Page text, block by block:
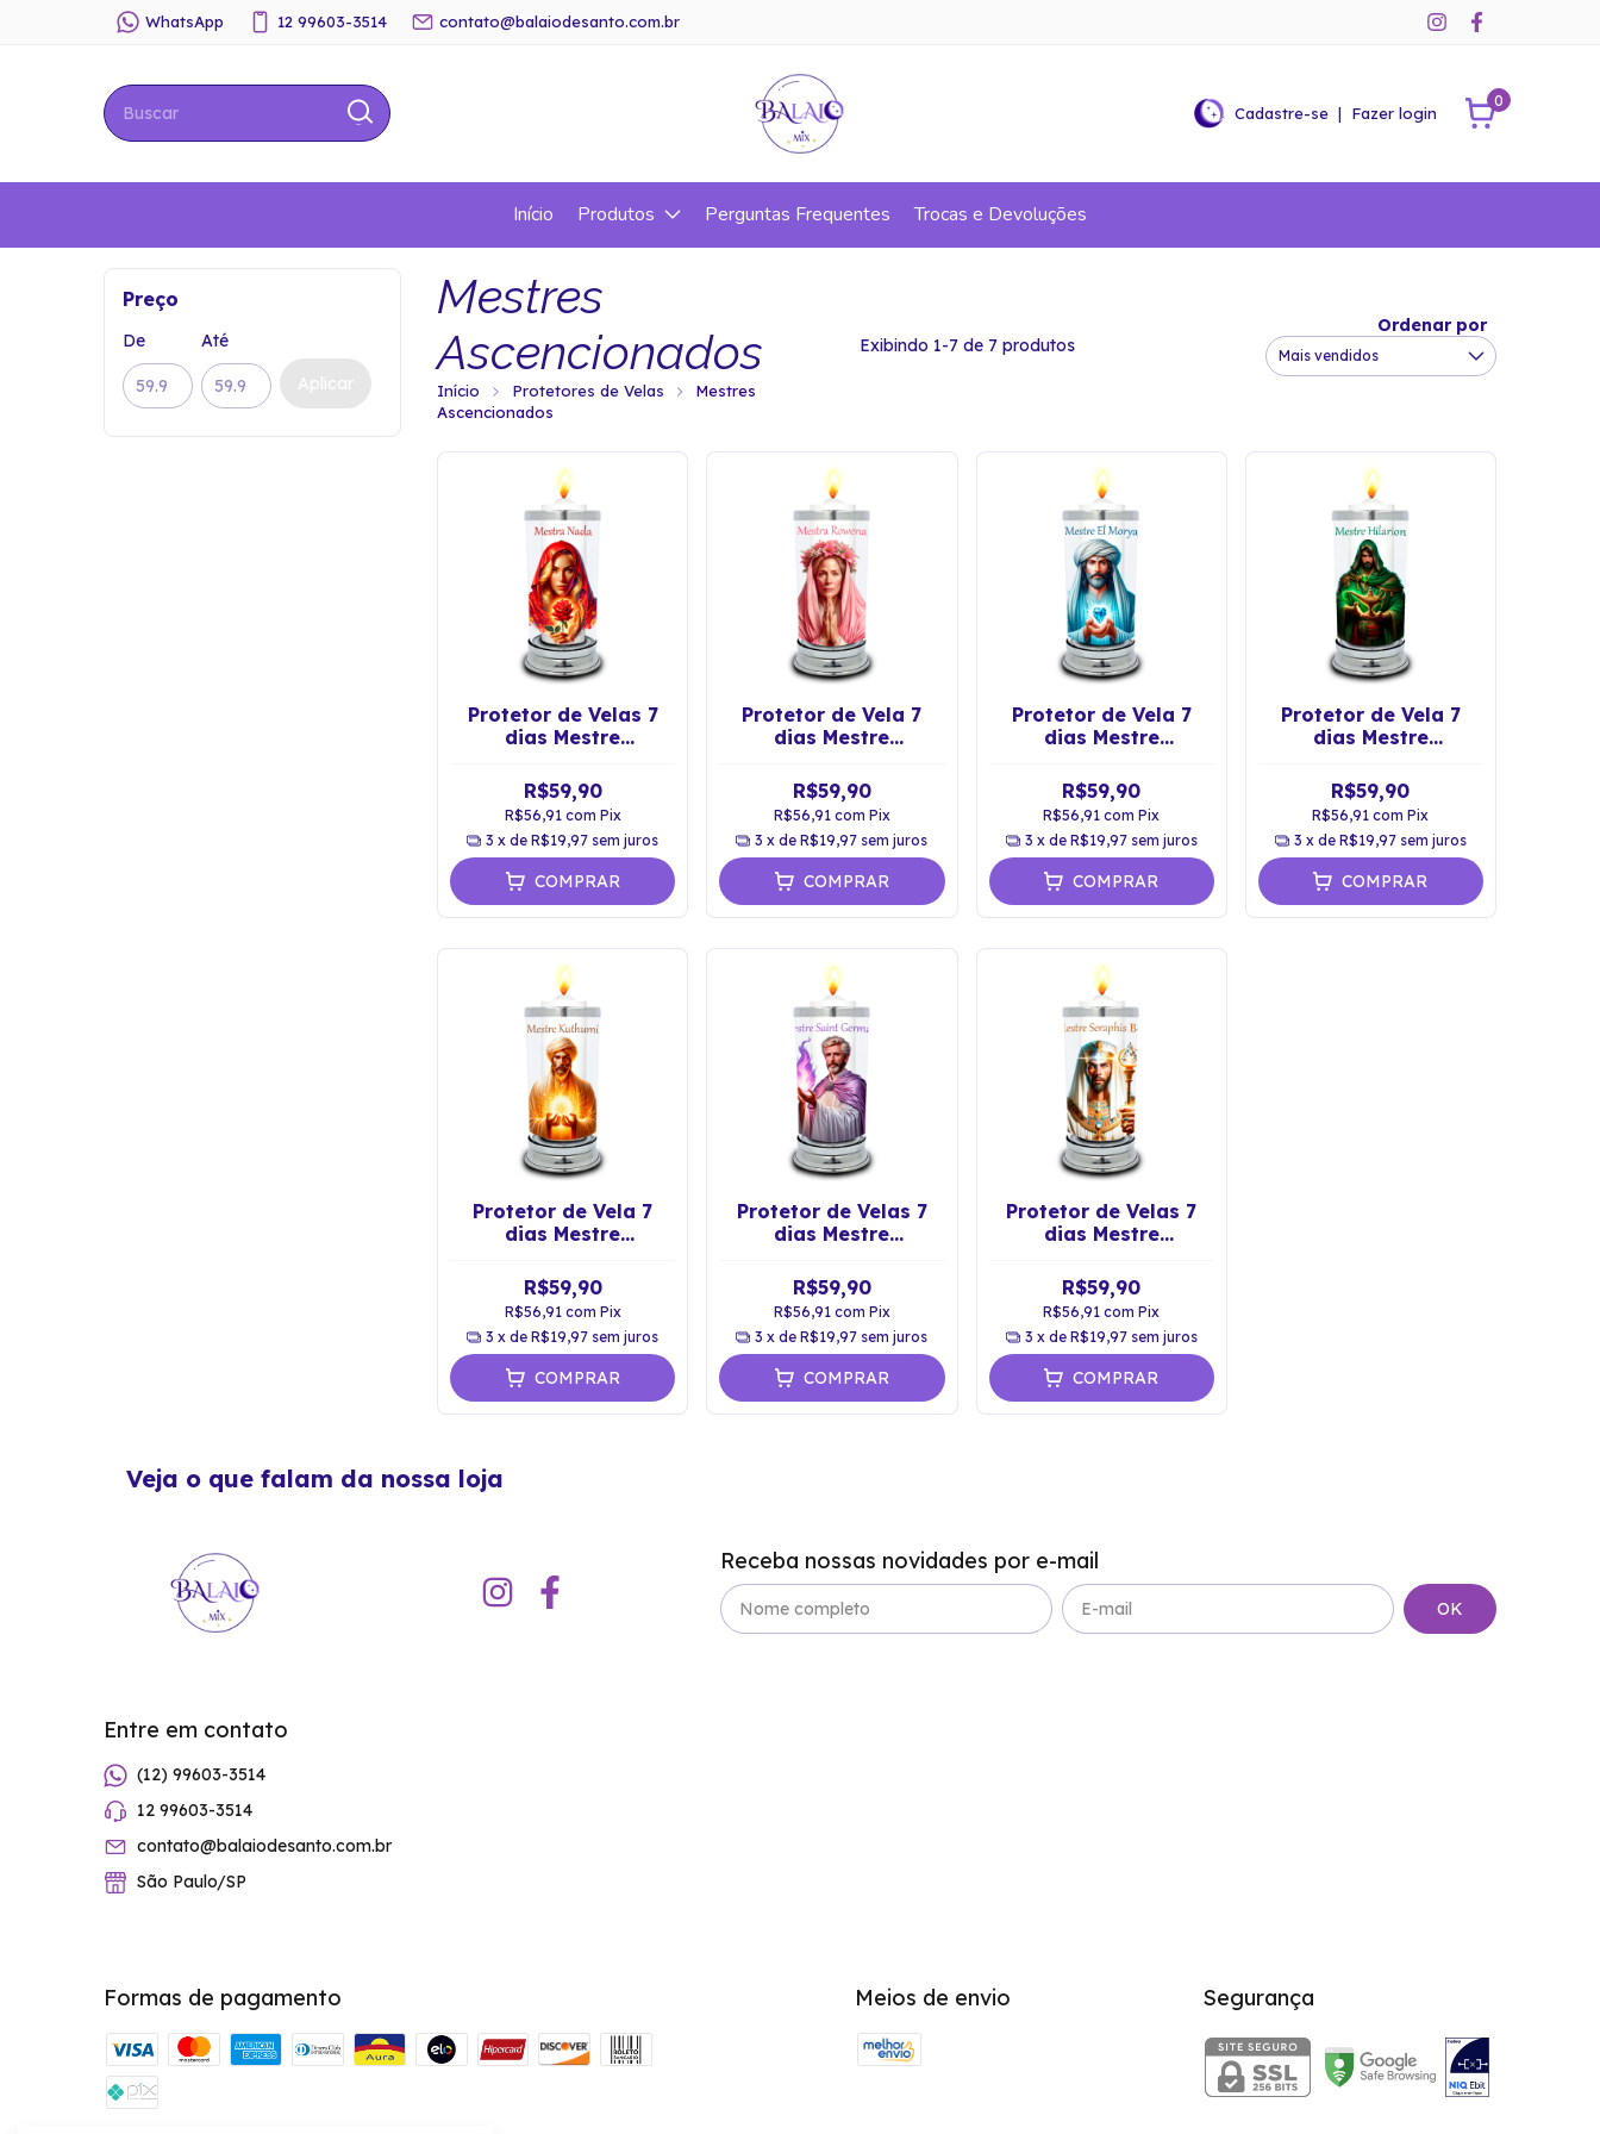
WhatsApp 12 99603-3514 contato@balaiodesanto.com.br
Cadastre-se | Fazer login
0
Início Produtos Perguntas Frequentes Trocas e Devoluções
Preço
De
Até
Aplicar
Mestres
Ascencionados
Início Protetores de Velas
Mestres
Ascencionados
Exibindo 1-7 de 7 produtos
Ordenar por
Protetor de Velas 7
dias Mestre
Castiçal
R$59,90
R$56,91 com Pix
3 x deR$19,97 sem juros
COMPRAR
Protetor de Vela 7
dias Mestre
Castiçal
R$59,90
R$56,91 com Pix
3 x deR$19,97 sem juros
COMPRAR
Protetor de Vela 7
dias Mestre
Morya Vidro
R$59,90
R$56,91com Pix
3 x de R$19,97 sem juros
COMPRAR
Protetor de Vela 7
dias Mestre
Vidro
R$59,90
R$56,91com Pix
3 x de R$19,97 sem juros
COMPRAR
Protetor de Vela 7
dias Mestre
Kuthumi Castiçal
R$59,90
R$56,91 com Pix
3 x deR$19,97 sem juros
COMPRAR
Protetor de Velas 7
dias Mestre
Germain
R$59,90
R$56,91 com Pix
3 x deR$19,97 sem juros
COMPRAR
Protetor de Velas 7
dias Mestre
Seraphis Bey
R$59,90
R$56,91com Pix
3 x de R$19,97 sem juros
COMPRAR
Veja o que falam da nossa loja
Receba nossas novidades por e-mail
Entre em contato
(12) 99603-3514
12 99603-3514
contato@balaiodesanto.com.br
São Paulo/SP
Formas de pagamento Meios de envio Segurança